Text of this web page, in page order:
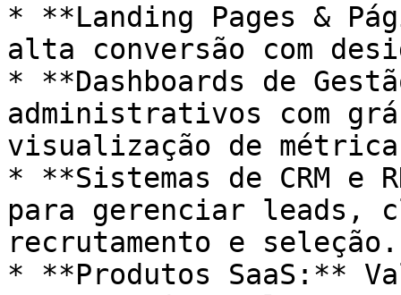
* **Landing Pages &
alta conversão com
* **Dashboards de
administrativos com
visualização de
* **Sistemas de CRM e
para gerenciar leads,
recrutamento e seleção.
* **Produtos SaaS:**